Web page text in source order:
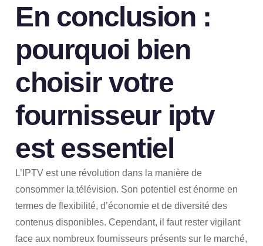
En conclusion :
pourquoi bien
choisir votre
fournisseur iptv
est essentiel
L’IPTV est une révolution dans la manière de
consommer la télévision. Son potentiel est énorme en
termes de flexibilité, d’économie et de diversité des
contenus disponibles. Cependant, il faut rester vigilant
face aux nombreux fournisseurs présents sur le marché,